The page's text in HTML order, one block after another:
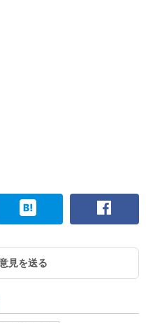
見を送る